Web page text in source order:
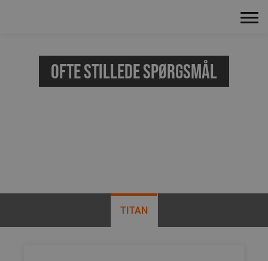
Ofte stillede spørgsmål
TITAN